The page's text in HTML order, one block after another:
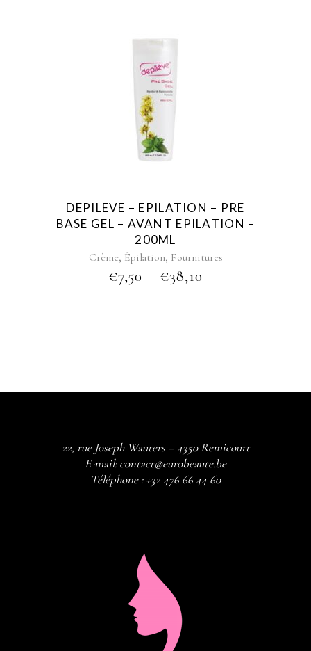
This
product
has
chosen
on
the
product
page
DEPILEVE – EPILATION – PRE
BASE GEL – AVANT EPILATION –
200ML
Crème, Épilation, Fournitures
€7,50 – €38,10
22, rue Joseph Wauters – 4350 Remicourt
E-mail:contact@eurobeaute.be
Téléphone :+32 476 66 44 60